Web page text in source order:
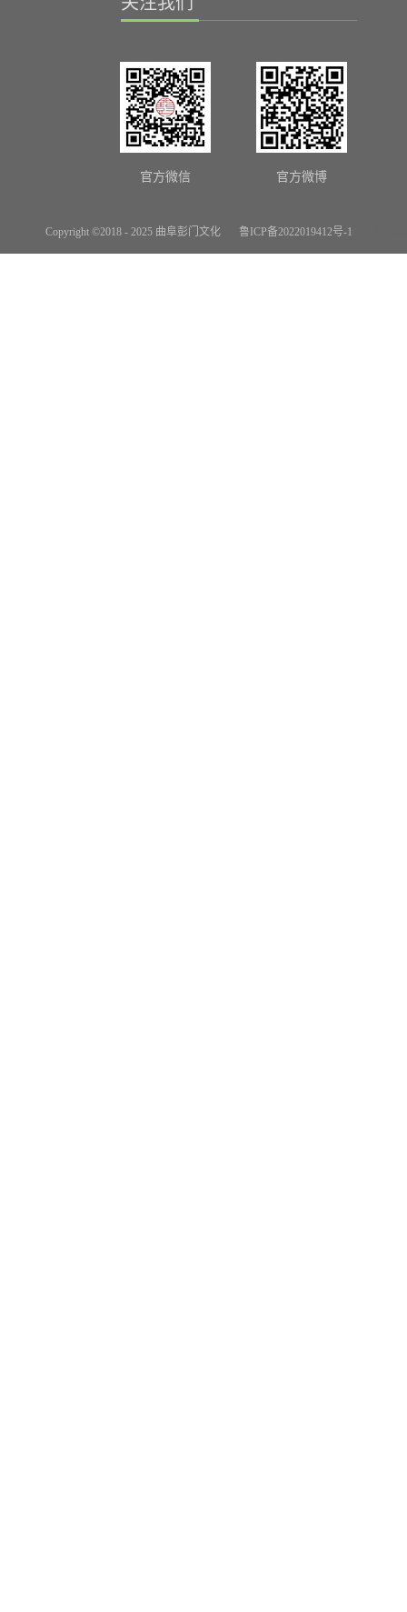
Copyright ©2018 - 2025 曲阜彭门文化 鲁ICP备2022019412号-1
官方微信 官方微博